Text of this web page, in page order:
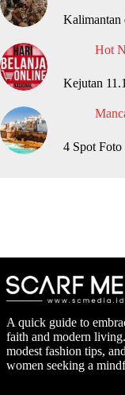
Kalimantan
Hot
Kejutan
4 Spot
A quick guide to
faith and modern
modest fashion tips,
women seeking a